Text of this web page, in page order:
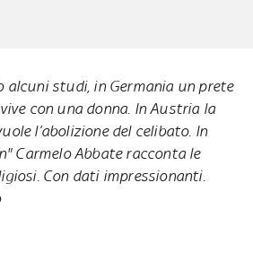
alcuni studi, in Germania un prete
con una donna. In Austria la
l’abolizione del celibato. In
Carmelo Abbate racconta le
Con dati impressionanti.